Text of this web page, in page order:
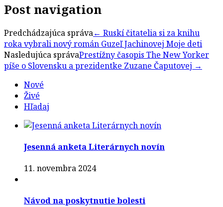
Post navigation
Predchádzajúca správa← Ruskí čitatelia si za knihu
roka vybrali nový román Guzeľ Jachinovej Moje deti
Nasledujúca správaPrestížny časopis The New Yorker
píše o Slovensku a prezidentke Zuzane Čaputovej →
Nové
Živé
Hľadaj
Jesenná anketa Literárnych novín
11. novembra 2024
Návod na poskytnutie bolesti